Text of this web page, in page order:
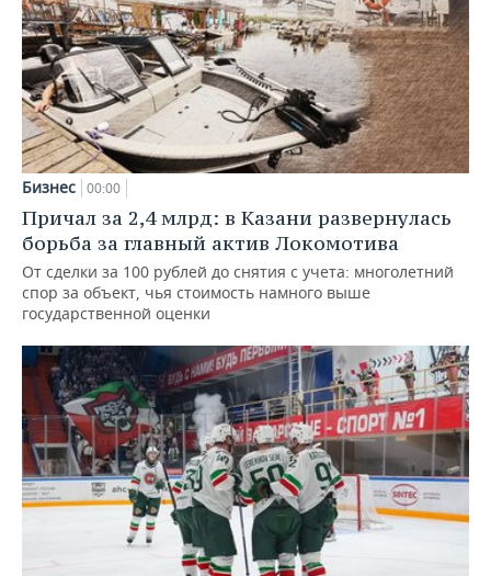
Бизнес 00:00
Причал за 2,4 млрд: в Казани развернулась
борьба за главный актив Локомотива
От сделки за 100 рублей до снятия с учета: многолетний
спор за объект, чья стоимость намного выше
государственной оценки